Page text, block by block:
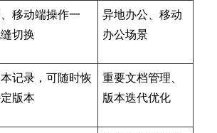
移动端操作一
切换
异地办公、移动
办公场景
记录，可随时恢
版本
重要文档管理、
版本迭代优化